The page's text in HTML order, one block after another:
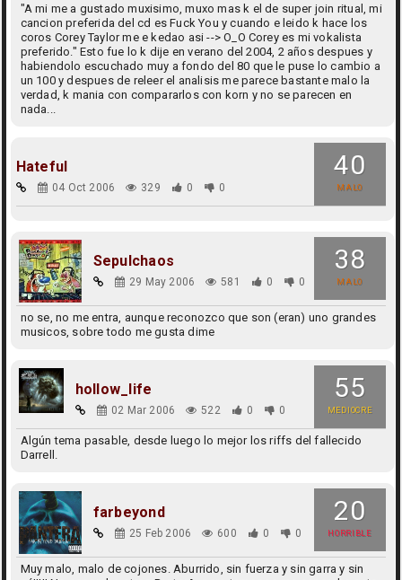
"A mi me a gustado muxisimo, muxo mas k el de super join ritual, mi
cancion preferida del cd es Fuck You y cuando e leido k hace los
coros Corey Taylor me e kedao asi --> O_O Corey es mi vokalista
preferido." Esto fue lo k dije en verano del 2004, 2 años despues y
habiendolo escuchado muy a fondo del 80 que le puse lo cambio a
un 100 y despues de releer el analisis me parece bastante malo la
verdad, k mania con compararlos con korn y no se parecen en
nada...
40
MALO
Hateful
04 Oct 2006 329 0 0
38
MALO
Sepulchaos
29 May 2006 581 0 0
no se, no me entra, aunque reconozco que son (eran) uno grandes
musicos, sobre todo me gusta dime
55
MEDIOCRE
hollow_life
02 Mar 2006 522 0 0
Algún tema pasable, desde luego lo mejor los riffs del fallecido
Darrell.
20
HORRIBLE
farbeyond
25 Feb 2006 600 0 0
Muy malo, malo de cojones. Aburrido, sin fuerza y sin garra y sin